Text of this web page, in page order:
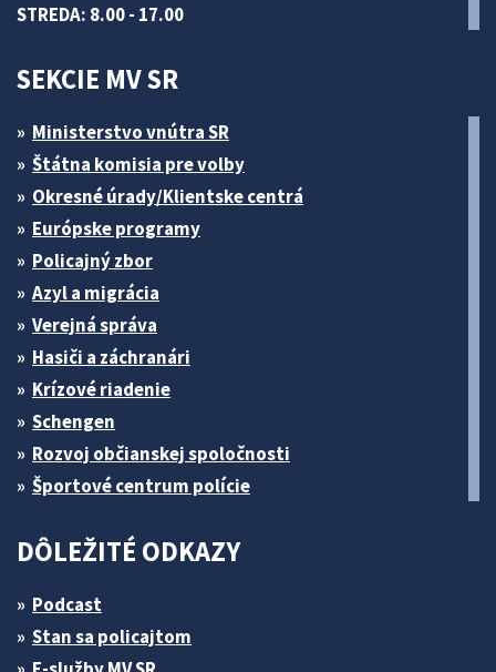
STREDA: 8.00 - 17.00
SEKCIE MV SR
Ministerstvo vnútra SR
Štátna komisia pre volby
Okresné úrady/Klientske centrá
Európske programy
Policajný zbor
Azyl a migrácia
Verejná správa
Hasiči a záchranári
Krízové riadenie
Schengen
Rozvoj občianskej spoločnosti
Športové centrum polície
DÔLEŽITÉ ODKAZY
Podcast
Stan sa policajtom